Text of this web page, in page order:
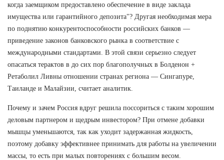
когда заемщиком предоставлено обеспечение в виде заклада
имущества или гарантийного депозита"? Другая необходимая мера
по поднятию конкурентоспособности российских банков —
приведение законов банковского рынка в соответствие с
международными стандартами. В этой связи серьезно следует
опасаться терактов в до сих пор благополучных в Болденон +
Ретаболил Ливны отношении странах региона — Сингапуре,
Таиланде и Малайзии, считает аналитик.
Почему и зачем Россия вдруг решила поссориться с таким хорошим
деловым партнером и щедрым инвестором? При отмене добавки
мышцы уменьшаются, так как уходит задержанная жидкость,
поэтому добавку эффективнее принимать для работы на увеличении
массы, то есть при малых повторениях с большим весом.